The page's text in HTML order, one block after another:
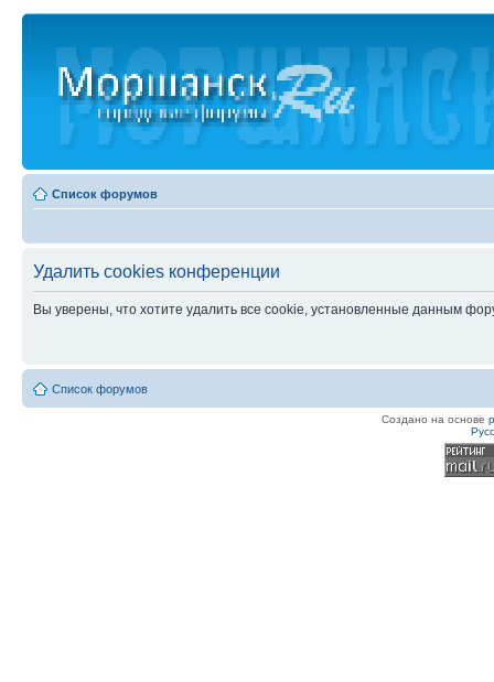
Список форумов
Удалить cookies конференции
Вы уверены, что хотите удалить все cookie, установленные данным
Список форумов
Создано на основе